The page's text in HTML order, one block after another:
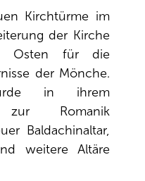
Kirchtürme im
der Kirche
Osten für die
der Mönche.
in ihrem
zur Romanik
Baldachinaltar,
weitere Altäre